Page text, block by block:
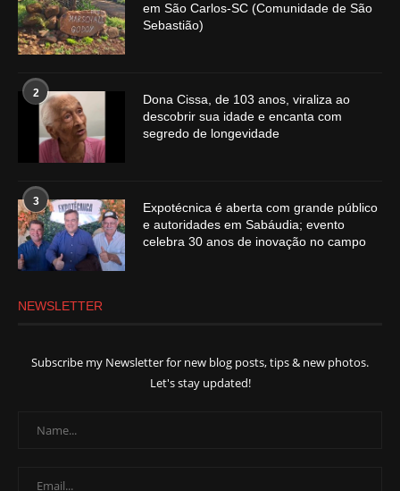
em São Carlos-SC (Comunidade de São
Sebastião)
2
Dona Cissa, de 103 anos, viraliza ao
descobrir sua idade e encanta com
segredo de longevidade
3
Expotécnica é aberta com grande público
e autoridades em Sabáudia; evento
celebra 30 anos de inovação no campo
NEWSLETTER
Subscribe my Newsletter for new blog posts, tips & new photos.
Let's stay updated!